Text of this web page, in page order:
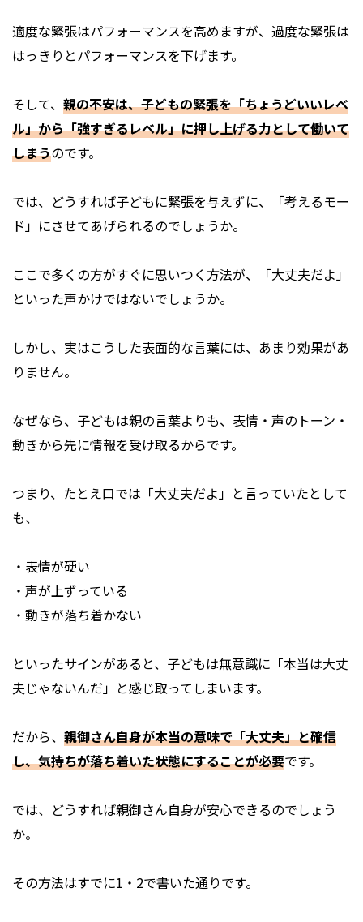
適度な緊張はパフォーマンスを高めますが、過度な緊張は
はっきりとパフォーマンスを下げます。
そして、 親の不安は、子どもの緊張を「ちょうどいいレベ
ル」から「強すぎるレベル」に押し上げる力として働いて
しまうのです。
では、どうすれば子どもに緊張を与えずに、「考えるモー
ド」にさせてあげられるのでしょうか。
ここで多くの方がすぐに思いつく方法が、「大丈夫だよ」
といった声かけではないでしょうか。
しかし、実はこうした表面的な言葉には、あまり効果があ
りません。
なぜなら、子どもは親の言葉よりも、表情・声のトーン・
動きから先に情報を受け取るからです。
つまり、たとえ口では「大丈夫だよ」と言っていたとして
も、
・表情が硬い
・声が上ずっている
・動きが落ち着かない
といったサインがあると、子どもは無意識に「本当は大丈
夫じゃないんだ」と感じ取ってしまいます。
だから、 親御さん自身が本当の意味で「大丈夫」と確信
し、気持ちが落ち着いた状態にすることが必要です。
では、どうすれば親御さん自身が安心できるのでしょう
か。
その方法はすでに1・2で書いた通りです。